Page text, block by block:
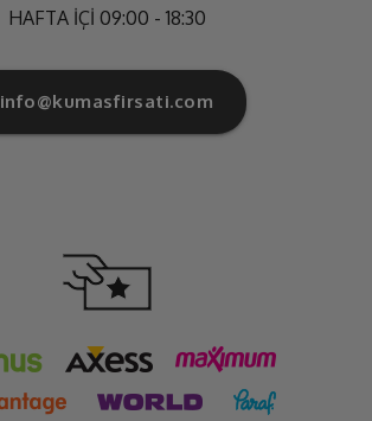
HAFTA İÇİ 09:00 - 18:30
info@kumasfirsati.com